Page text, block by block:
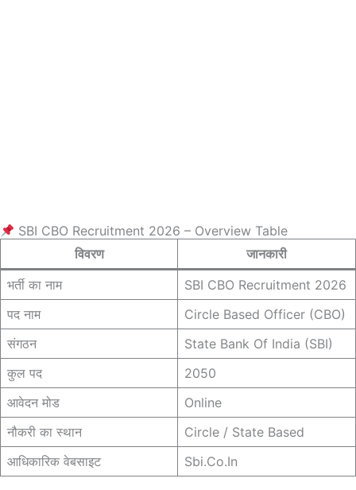
SBI CBO Recruitment 2026 – Overview Table
विवरण
जानकारी
भर्ती का नाम
SBI CBO Recruitment 2026
पद नाम
Circle Based Officer (CBO)
संगठन
State Bank Of India (SBI)
कुल पद
2050
आवेदन मोड
Online
नौकरी का स्थान
Circle / State Based
आधिकारिक वेबसाइट
Sbi.co.in